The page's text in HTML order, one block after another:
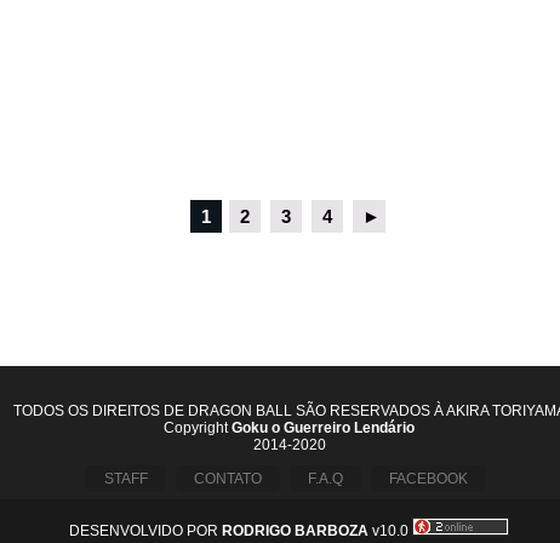
1 2 3 4 ►
TODOS OS DIREITOS DE DRAGON BALL SÃO RESERVADOS À AKIRA
CopyrightGoku o Guerreiro Lendário
2014-2020
STAFF
CONTATO F.A.Q FACEBOOK
DESENVOLVIDO POR RODRIGO BARBOZA v10.0